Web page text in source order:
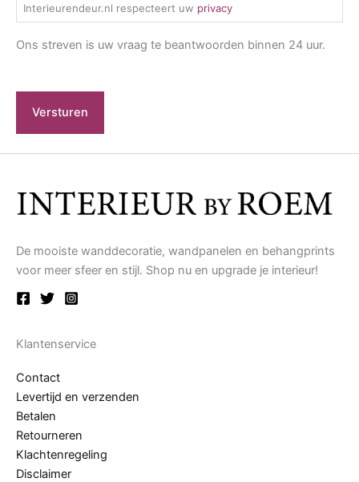
Interieurendeur.nl respecteert uw privacy
Ons streven is uw vraag te beantwoorden binnen 24 uur.
De mooiste wanddecoratie, wandpanelen en behangprints
voor meer sfeer en stijl. Shop nu en upgrade je interieur!
Klantenservice
Contact
Levertijd en verzenden
Betalen
Retourneren
Klachtenregeling
Disclaimer